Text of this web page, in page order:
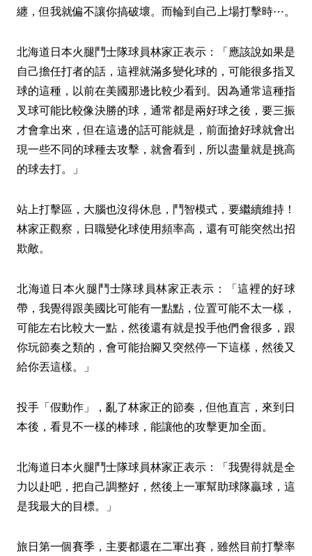
纏，但我就偏不讓你搞破壞。而輪到自己上場打擊時⋯。
北海道日本火腿鬥士隊球員林家正表示：「應該說如果是
自己擔任打者的話，這裡就滿多變化球的，可能很多指叉
球的這種，以前在美國那邊比較少看到。因為通常這種指
叉球可能比較像決勝的球，通常都是兩好球之後，要三振
才會拿出來，但在這邊的話可能就是，前面搶好球就會出
現一些不同的球種去攻擊，就會看到，所以盡量就是挑高
的球去打。」
站上打擊區，大腦也沒得休息，鬥智模式，要繼續維持！
林家正觀察，日職變化球使用頻率高，還有可能突然出招
欺敵。
北海道日本火腿鬥士隊球員林家正表示：「這裡的好球
帶，我覺得跟美國比可能有一點點，位置可能不太一樣，
可能左右比較大一點，然後還有就是投手他們會很多，跟
你玩節奏之類的，會可能抬腳又突然停一下這樣，然後又
給你丟這樣。」
投手「假動作」，亂了林家正的節奏，但他直言，來到日
本後，看見不一樣的棒球，能讓他的攻擊更加全面。
北海道日本火腿鬥士隊球員林家正表示：「我覺得就是全
力以赴吧，把自己調整好，然後上一軍幫助球隊贏球，這
是我最大的目標。」
旅日第一個賽季，主要都還在二軍出賽，雖然目前打擊率